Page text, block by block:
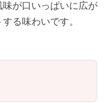
が口いっぱいに広が
る味わいです。